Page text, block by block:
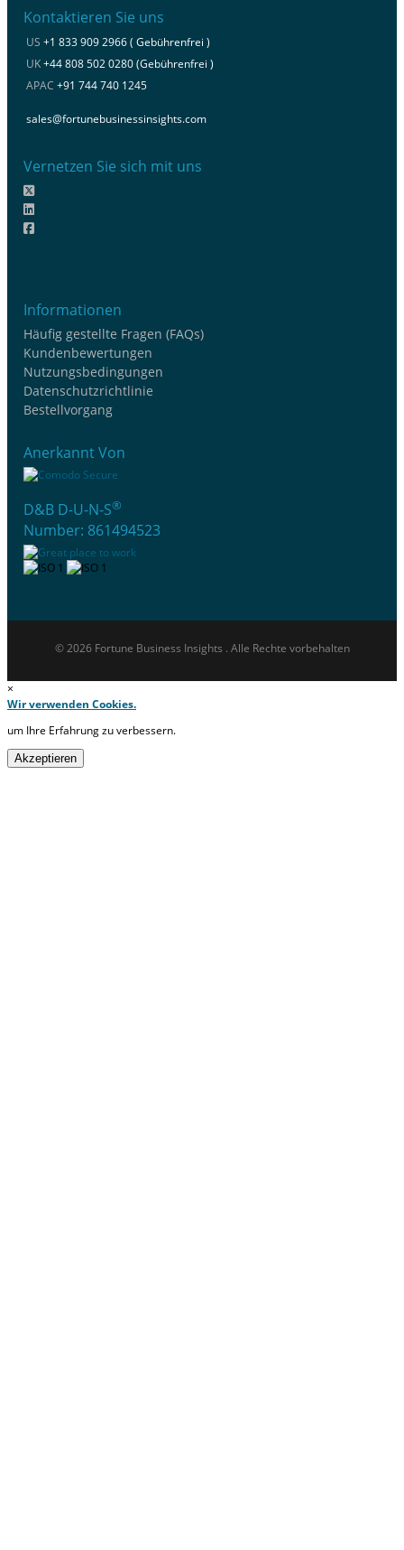
Kontaktieren Sie uns
US +1 833 909 2966 ( Gebührenfrei )
UK+44 808 502 0280 (Gebührenfrei )
APAC +91 744 740 1245
sales@fortunebusinessinsights.com
Vernetzen Sie sich mit uns
Informationen
Häufig gestellte Fragen (FAQs)
Kundenbewertungen
Nutzungsbedingungen
Datenschutzrichtlinie
Bestellvorgang
Anerkannt Von
D&B D-U-N-S®
Number: 861494523
© 2026 Fortune Business Insights . Alle Rechte vorbehalten
×
Wir verwenden Cookies.
um Ihre Erfahrung zu verbessern.
Akzeptieren